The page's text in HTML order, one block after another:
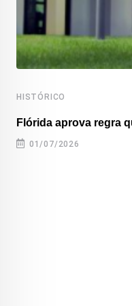
HISTÓRICO
Flórida aprova regra
01/07/2026